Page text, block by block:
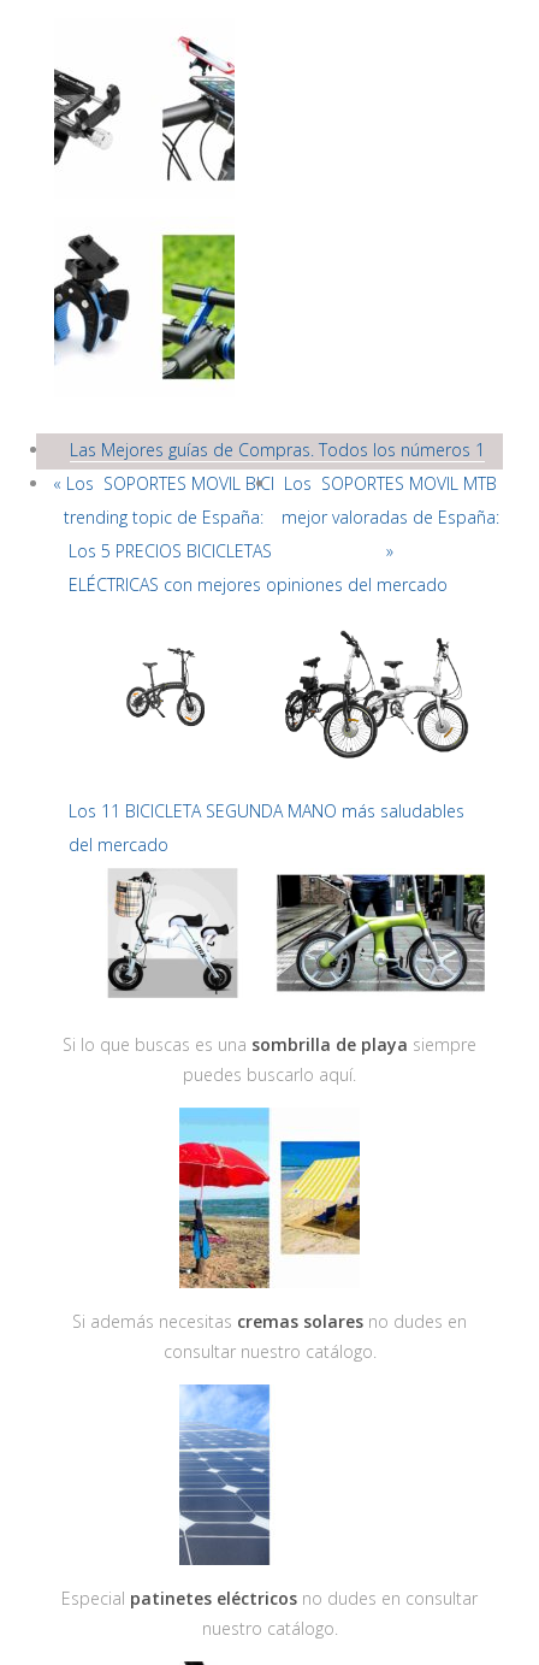
Las Mejores guías de Compras. Todos los números 1
« Los SOPORTES MOVIL BICI
trending topic de España:
Los SOPORTES MOVIL MTB
mejor valoradas de España:
»
Los 5 PRECIOS BICICLETAS
ELÉCTRICAS con mejores opiniones del mercado
Los 11 BICICLETA SEGUNDA MANO más saludables
del mercado
Si lo que buscas es una sombrilla de playa siempre
puedes buscarlo aquí.
Si además necesitas cremas solares no dudes en
consultar nuestro catálogo.
Especial patinetes eléctricos no dudes en consultar
nuestro catálogo.